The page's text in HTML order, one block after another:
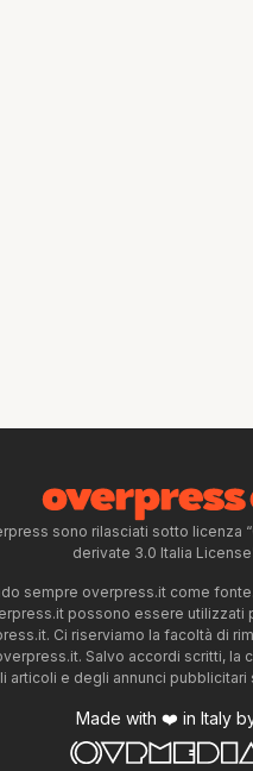
sono rilasciati sotto licenza
derivate 3.0 Italia
sempre overpress.it come
possono essere
. Ci riserviamo la facoltà di
. Salvo accordi scritti, la
articoli e degli annunci
Made with ❤️ in Italy